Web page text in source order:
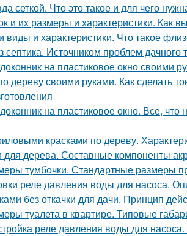
сеткой. Что это такое и для чего
и их размеры и характеристики. Как
виды и характеристики. Что такое
септика. Источником проблем
на пластиковое окно своими
дереву своими руками. Как сделать
на пластиковое окно. Все,
красками по дереву.
для дерева. Составные компоненты
тумбочки. Стандартные размеры
реле давления воды для насоса.
без откачки для дачи. Принцип
туалета в квартире. Типовые
реле давления воды для